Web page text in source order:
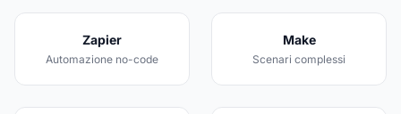
Zapier
Automazione no-code
Make
Scenari complessi